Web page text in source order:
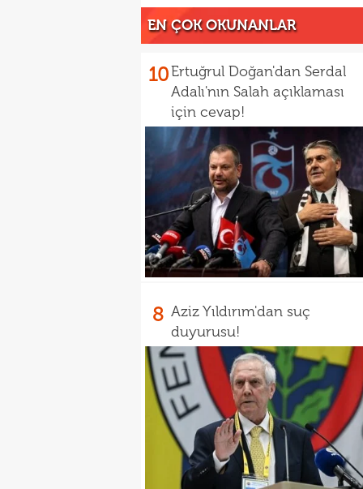
EN ÇOK OKUNANLAR
10Ertuğrul Doğan'dan Serdal
Adalı'nın Salah açıklaması
için cevap!
8 Aziz Yıldırım'dan suç
duyurusu!